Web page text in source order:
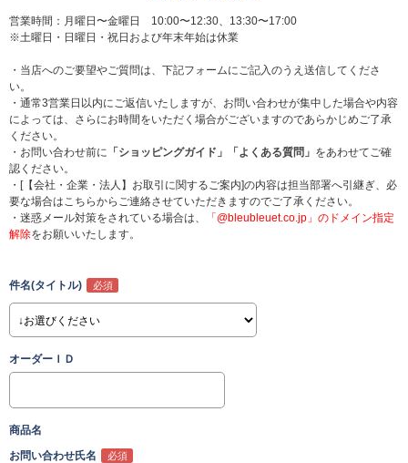
営業時間：月曜日〜金曜日 10:00〜12:30、13:30〜17:00
※土曜日・日曜日・祝日および年末年始は休業
・当店へのご要望やご質問は、下記フォームにご記入のうえ送信してくださ
い。
・通常3営業日以内にご返信いたしますが、お問い合わせが集中した場合や内容
によっては、さらにお時間をいただく場合がございますのであらかじめご了承
ください。
・お問い合わせ前に 「ショッピングガイド」 「よくある質問」 をあわせてご確
認ください。
・[【会社・企業・法人】お取引に関するご案内]の内容は担当部署へ引継ぎ、必
要な場合はこちらからご連絡させていただきますのでご了承ください。
・迷惑メール対策をされている場合は、
「@bleubleuet.co.jp」のドメイン指定
解除をお願いいたします。
件名(タイトル)
オーダーＩＤ
商品名
お問い合わせ氏名